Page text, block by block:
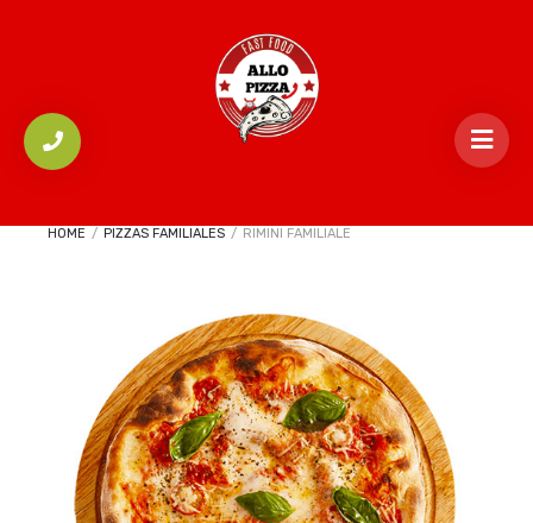
HOME / PIZZAS FAMILIALES / RIMINI FAMILIALE